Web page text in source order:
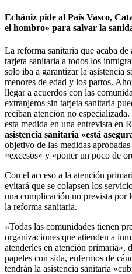
Echániz pide al País Vasco,
el hombro» para salvar la
La reforma sanitaria que acaba
tarjeta sanitaria a todos los
solo iba a garantizar la asistencia
menores de edad y los partos.
llegar a acuerdos con las
extranjeros sin tarjeta sanitaria
reciban atención no
esta medida en una entrevista en
asistencia sanitaria «está
objetivo de las medidas
«excesos» y «poner un poco de
Con el acceso a la atención
evitará que se colapsen los
una complicación no prevista por
la reforma sanitaria.
«Todas las comunidades tienen
organizaciones que atienden a
atenderles en atención primaria»,
papeles con sida, enfermos de
tendrán la asistencia sanitaria